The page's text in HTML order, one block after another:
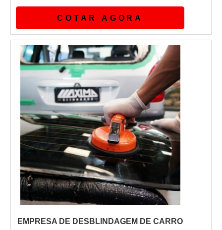
importante lembrar que o serviço deve
sempre ser prestado por empresas
especializadas no segmento. Esse tipo de
cuidado ajuda a garantir a qualidade e
assertividade do serviço, além de evitar
prejuízos com imprevistos e execuções mal
elaboradas. Assi...
COTAR AGORA
EMPRESA DE DESBLINDAGEM DE CARRO